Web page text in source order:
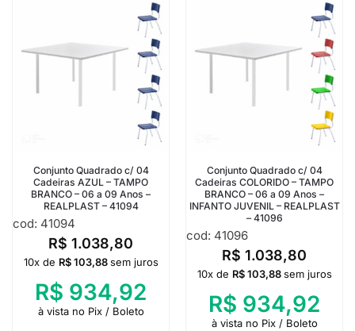
Conjunto Quadrado c/ 04
Cadeiras AZUL – TAMPO
BRANCO – 06 a 09 Anos –
REALPLAST – 41094
cod: 41094
R$ 1.038,80
10x de R$103,88 sem juros
R$ 934,92
à vista no Pix / Boleto
Conjunto Quadrado c/ 04
Cadeiras COLORIDO – TAMPO
BRANCO – 06 a 09 Anos –
INFANTO JUVENIL – REALPLAST
– 41096
cod: 41096
R$ 1.038,80
10x de R$103,88 sem juros
R$ 934,92
à vista no Pix / Boleto